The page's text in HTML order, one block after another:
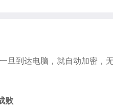
旦到达电脑，就自动加密，
败